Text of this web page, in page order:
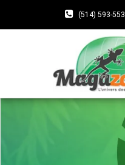
(514) 593-